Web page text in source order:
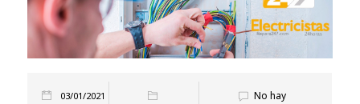
03/01/2021
No hay